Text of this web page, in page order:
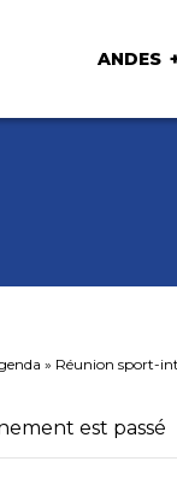
ANDES
» Réunion sport-
est passé